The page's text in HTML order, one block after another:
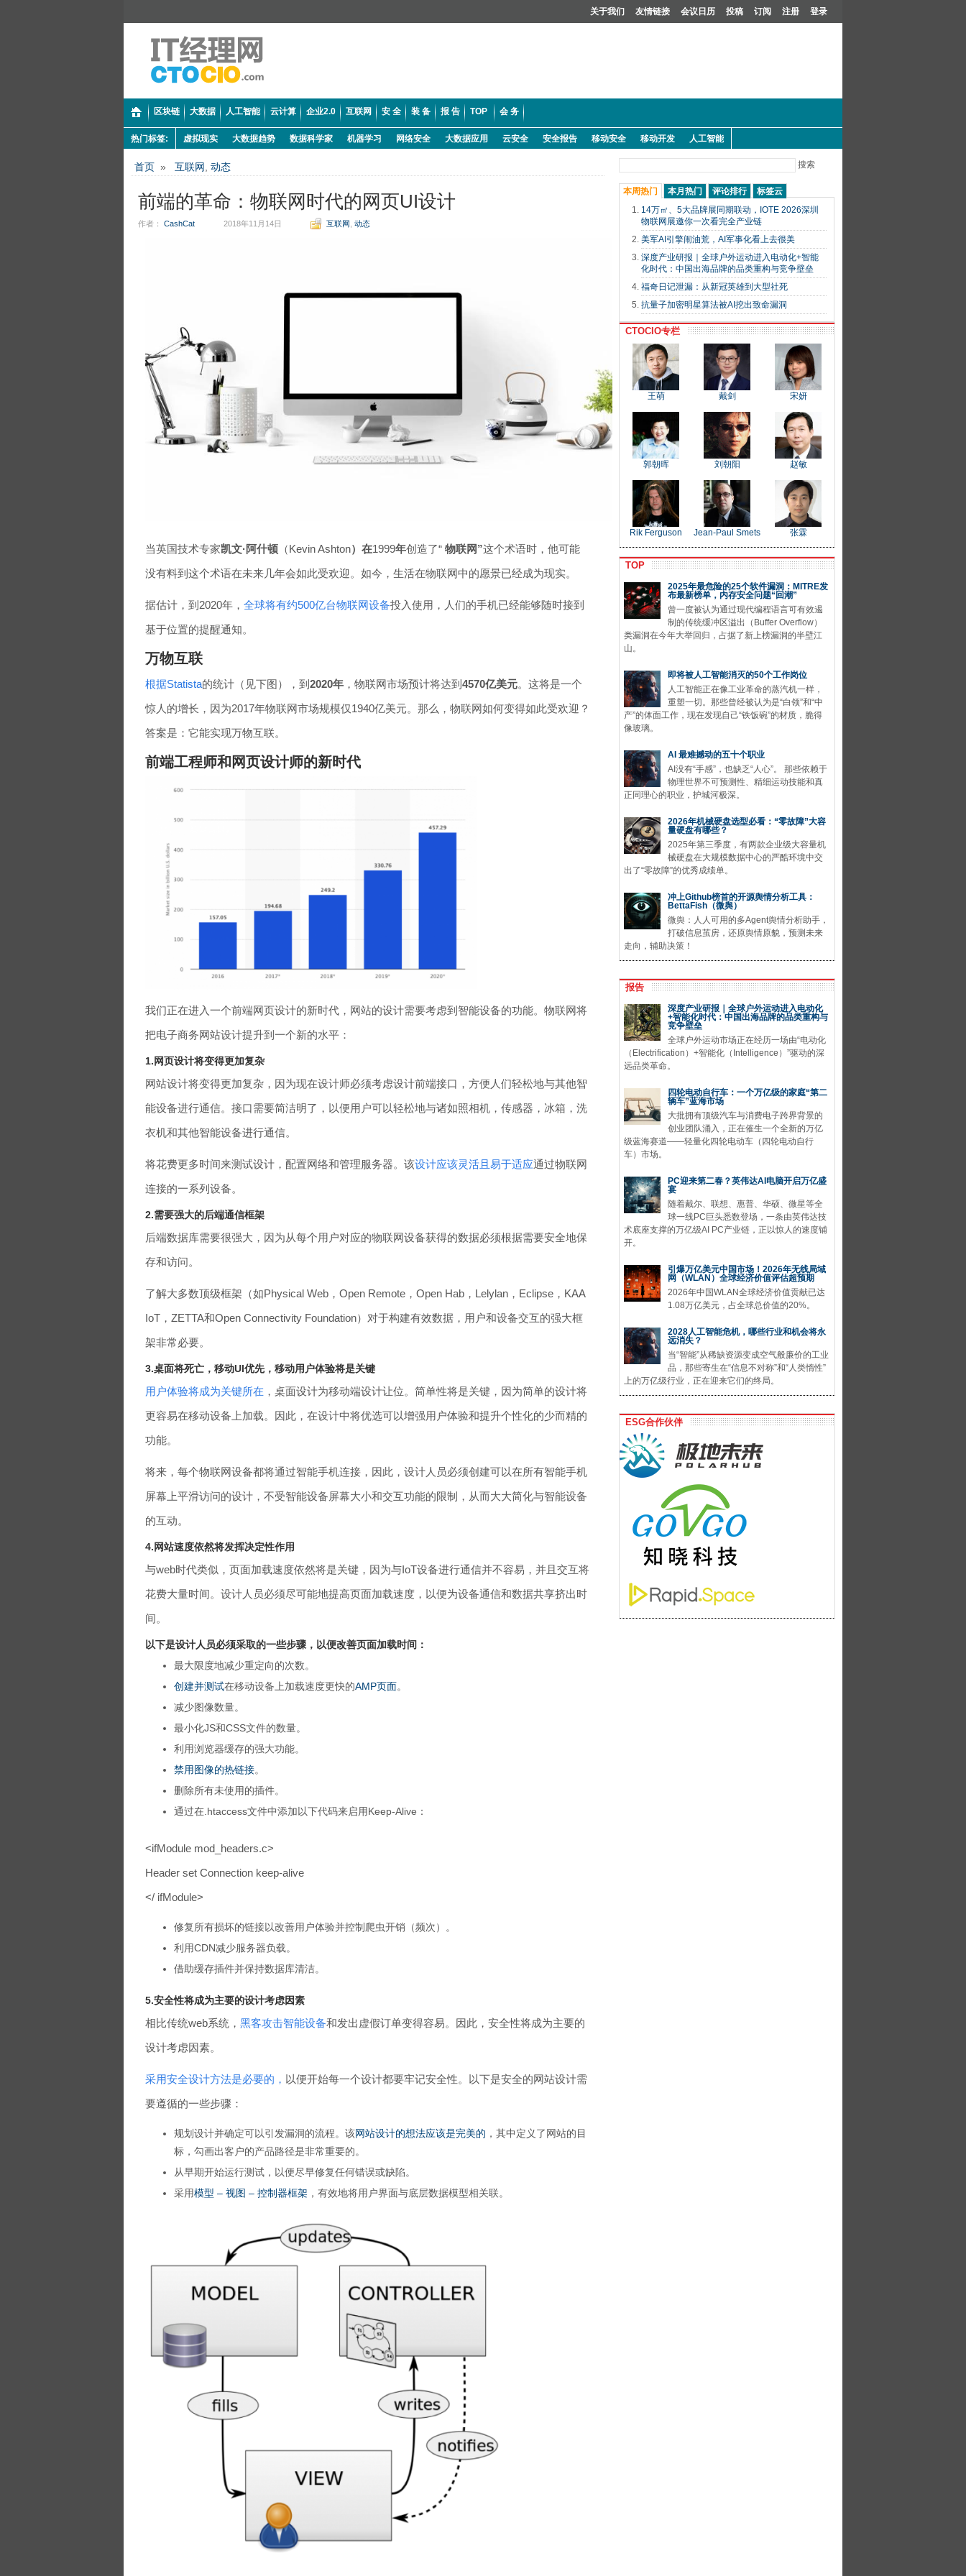
关于我们 友情链接 会议日历 投稿 订阅 注册 登录
区块链 大数据 人工智能 云计算 企业2.0 互联网 安 全 装 备 报 告 TOP 会 务
热门标签: 虚拟现实 大数据趋势 数据科学家 机器学习 网络安全 大数据应用 云安全 安全报告 移动安全 移动开发 人工智能
首页 » 互联网 动态
前端的革命：物联网时代的网页UI设计
作者： CashCat 2018年11月14日 互联网 动态
当英国技术专家凯文·阿什顿 （Kevin Ashton）在1999年创造了“ 物联网”这个术语时，他可能
没有料到这个术语在未来几年会如此受欢迎。如今，生活在物联网中的愿景已经成为现实。
据估计，到2020年， 全球将有约500亿台物联网设备投入使用，人们的手机已经能够随时接到
基于位置的提醒通知。
万物互联
根据Statista的统计（见下图），到 2020年 ，物联网市场预计将达到 4570亿美元。这将是一个
惊人的增长，因为2017年物联网市场规模仅1940亿美元。那么，物联网如何变得如此受欢迎？
答案是：它能实现万物互联。
前端工程师和网页设计师的新时代
我们正在进入一个前端网页设计的新时代，网站的设计需要考虑到智能设备的功能。物联网将
把电子商务网站设计提升到一个新的水平：
1.网页设计将变得更加复杂
网站设计将变得更加复杂，因为现在设计师必须考虑设计前端接口，方便人们轻松地与其他智
能设备进行通信。接口需要简洁明了，以便用户可以轻松地与诸如照相机，传感器，冰箱，洗
衣机和其他智能设备进行通信。
将花费更多时间来测试设计，配置网络和管理服务器。该设计应该灵活且易于适应通过物联网
连接的一系列设备。
2.需要强大的后端通信框架
后端数据库需要很强大，因为从每个用户对应的物联网设备获得的数据必须根据需要安全地保
存和访问。
了解大多数顶级框架（如Physical Web，Open Remote，Open Hab，Lelylan，Eclipse，KAA
IoT，ZETTA和Open Connectivity Foundation）对于构建有效数据，用户和设备交互的强大框
架非常必要。
3.桌面将死亡，移动UI优先，移动用户体验将是关键
用户体验将成为关键所在 ，桌面设计为移动端设计让位。简单性将是关键，因为简单的设计将
更容易在移动设备上加载。因此，在设计中将优选可以增强用户体验和提升个性化的少而精的
功能。
将来，每个物联网设备都将通过智能手机连接，因此，设计人员必须创建可以在所有智能手机
屏幕上平滑访问的设计，不受智能设备屏幕大小和交互功能的限制，从而大大简化与智能设备
的互动。
4.网站速度依然将发挥决定性作用
与web时代类似，页面加载速度依然将是关键，因为与IoT设备进行通信并不容易，并且交互将
花费大量时间。设计人员必须尽可能地提高页面加载速度，以便为设备通信和数据共享挤出时
间。
以下是设计人员必须采取的一些步骤，以便改善页面加载时间：
最大限度地减少重定向的次数。
创建并测试在移动设备上加载速度更快的AMP页面。
减少图像数量。
最小化JS和CSS文件的数量。
利用浏览器缓存的强大功能。
禁用图像的热链接。
删除所有未使用的插件。
通过在.htaccess文件中添加以下代码来启用Keep-Alive：
<ifModule mod_headers.c>
Header set Connection keep-alive
</ ifModule>
修复所有损坏的链接以改善用户体验并控制爬虫开销（频次）。
利用CDN减少服务器负载。
借助缓存插件并保持数据库清洁。
5.安全性将成为主要的设计考虑因素
相比传统web系统， 黑客攻击智能设备和发出虚假订单变得容易。因此，安全性将成为主要的
设计考虑因素。
采用安全设计方法是必要的， 以便开始每一个设计都要牢记安全性。以下是安全的网站设计需
要遵循的一些步骤：
规划设计并确定可以引发漏洞的流程。该网站设计的想法应该是完美的 ，其中定义了网站的目
标，勾画出客户的产品路径是非常重要的。
从早期开始运行测试，以便尽早修复任何错误或缺陷。
采用模型 – 视图 – 控制器框架 ，有效地将用户界面与底层数据模型相关联。
搜索
本周热门 本月热门 评论排行
标签云
14万㎡、5大品牌展同期联动，IOTE 2026深圳
物联网展邀你一次看完全产业链
美军AI引擎闹油荒，AI军事化看上去很美
深度产业研报｜全球户外运动进入电动化+智能
化时代：中国出海品牌的品类重构与竞争壁垒
福奇日记泄漏：从新冠英雄到大型社死
抗量子加密明星算法被AI挖出致命漏洞
CTOCIO专栏
王萌 戴剑 宋妍
郭朝晖 刘朝阳 赵敏
Rik Ferguson Jean-Paul Smets 张霖
TOP
2025年最危险的25个软件漏洞：MITRE发
布最新榜单，内存安全问题“回潮”
曾一度被认为通过现代编程语言可有效遏
制的传统缓冲区溢出（Buffer Overflow）
类漏洞在今年大举回归，占据了新上榜漏洞的半壁江
山。
即将被人工智能消灭的50个工作岗位
人工智能正在像工业革命的蒸汽机一样，
重塑一切。那些曾经被认为是“白领”和“中
产”的体面工作，现在发现自己“铁饭碗”的材质，脆得
像玻璃。
AI 最难撼动的五十个职业
AI没有“手感”，也缺乏“人心”。 那些依赖于
物理世界不可预测性、精细运动技能和真
正同理心的职业，护城河极深。
2026年机械硬盘选型必看：“零故障”大容
量硬盘有哪些？
2025年第三季度，有两款企业级大容量机
械硬盘在大规模数据中心的严酷环境中交
出了“零故障”的优秀成绩单。
冲上Github榜首的开源舆情分析工具：
BettaFish（微舆）
微舆：人人可用的多Agent舆情分析助手，
打破信息茧房，还原舆情原貌，预测未来
走向，辅助决策！
报告
深度产业研报｜全球户外运动进入电动化
+智能化时代：中国出海品牌的品类重构与
竞争壁垒
全球户外运动市场正在经历一场由“电动化
（Electrification）+智能化（Intelligence）”驱动的深
远品类革命。
四轮电动自行车：一个万亿级的家庭“第二
辆车”蓝海市场
大批拥有顶级汽车与消费电子跨界背景的
创业团队涌入，正在催生一个全新的万亿
级蓝海赛道——轻量化四轮电动车（四轮电动自行
车）市场。
PC迎来第二春？英伟达AI电脑开启万亿盛
宴
随着戴尔、联想、惠普、华硕、微星等全
球一线PC巨头悉数登场，一条由英伟达技
术底座支撑的万亿级AI PC产业链，正以惊人的速度铺
开。
引爆万亿美元中国市场！2026年无线局域
网（WLAN）全球经济价值评估超预期
2026年中国WLAN全球经济价值贡献已达
1.08万亿美元，占全球总价值的20%。
2028人工智能危机，哪些行业和机会将永
远消失？
当“智能”从稀缺资源变成空气般廉价的工业
品，那些寄生在“信息不对称”和“人类惰性”
上的万亿级行业，正在迎来它们的终局。
ESG合作伙伴